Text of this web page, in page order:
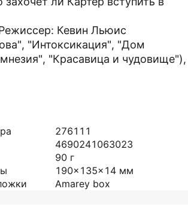
Кевин Льюис
"Интоксикация", "Дом
"Красавица и чудовище"),
276111
4690241063023
90 г
190x135x14 мм
Amarey box